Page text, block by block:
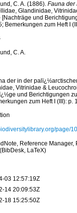
C. A. (1886). Fauna der
Glandinidae,
[Nachträge und
Bemerkungen zum Heft I
C. A.
der in der
Vitrinidae &
und Berichtigungen
zum Heft I (III): p.
page/
Reference Manager,
LaTeX)
03 12:57:19Z
14 20:09:53Z
18 15:25:50Z